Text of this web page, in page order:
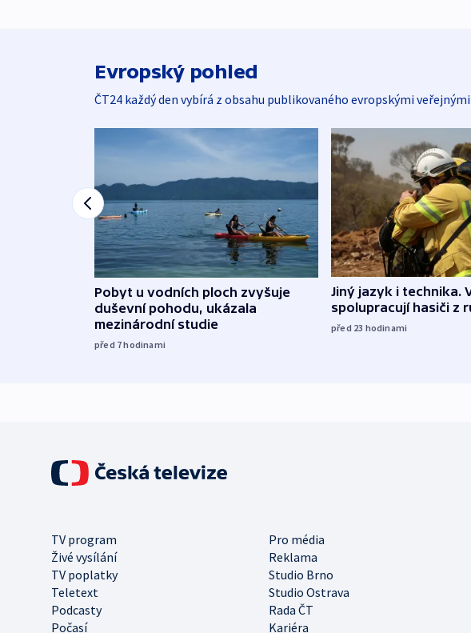
Evropský pohled
ČT24 každý den vybírá z obsahu publikovaného evropskými
Pobyt u vodních ploch zvyšuje
duševní pohodu, ukázala
mezinárodní studie
před 7hodinami
Jiný jazyk i technika.
spolupracují hasiči z
před 23 hodinami
TV program
Pro média
Živé vysílání
Reklama
TV poplatky
Studio Brno
Teletext
Studio Ostrava
Podcasty
Rada ČT
Počasí
Kariéra